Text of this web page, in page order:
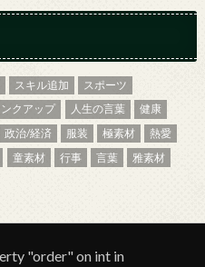
スキル追加
スポーツ
クアップ 人生の言葉
健康
政治/経済 服装 極素材
熱愛
童素材 行事 言葉
雅素材
"order" on int in